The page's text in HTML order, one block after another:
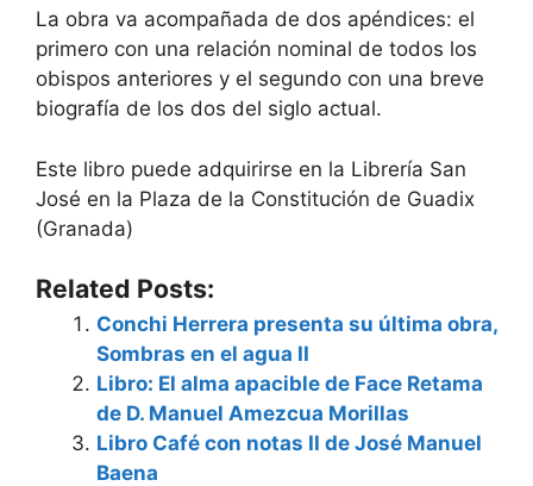
La obra va acompañada de dos apéndices: el
primero con una relación nominal de todos los
obispos anteriores y el segundo con una breve
biografía de los dos del siglo actual.
Este libro puede adquirirse en la Librería San
José en la Plaza de la Constitución de Guadix
(Granada)
Related Posts:
Conchi Herrera presenta su última obra,
Sombras en el agua II
Libro: El alma apacible de Face Retama
de D. Manuel Amezcua Morillas
Libro Café con notas II de José Manuel
Baena